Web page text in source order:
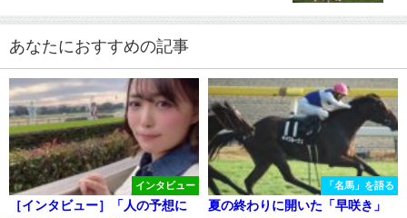
あなたにおすすめの記事
インタビュー
［インタビュー］「人の予想に
「名馬」を語る
夏の終わりに開いた「早咲き」